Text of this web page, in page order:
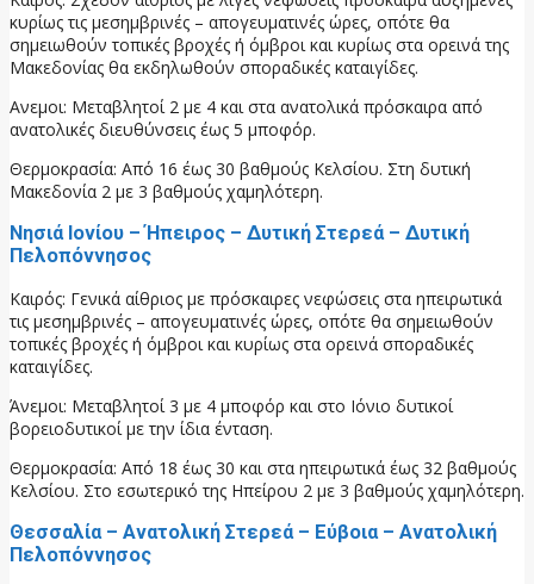
κυρίως τις μεσημβρινές – απογευματινές ώρες, οπότε θα
σημειωθούν τοπικές βροχές ή όμβροι και κυρίως στα ορεινά της
Μακεδονίας θα εκδηλωθούν σποραδικές καταιγίδες.
Ανεμοι: Μεταβλητοί 2 με 4 και στα ανατολικά πρόσκαιρα από
ανατολικές διευθύνσεις έως 5 μποφόρ.
Θερμοκρασία: Από 16 έως 30 βαθμούς Κελσίου. Στη δυτική
Μακεδονία 2 με 3 βαθμούς χαμηλότερη.
Νησιά Ιονίου – Ήπειρος – Δυτική Στερεά – Δυτική
Πελοπόννησος
Καιρός: Γενικά αίθριος με πρόσκαιρες νεφώσεις στα ηπειρωτικά
τις μεσημβρινές – απογευματινές ώρες, οπότε θα σημειωθούν
τοπικές βροχές ή όμβροι και κυρίως στα ορεινά σποραδικές
καταιγίδες.
Άνεμοι: Μεταβλητοί 3 με 4 μποφόρ και στο Ιόνιο δυτικοί
βορειοδυτικοί με την ίδια ένταση.
Θερμοκρασία: Από 18 έως 30 και στα ηπειρωτικά έως 32 βαθμούς
Κελσίου. Στο εσωτερικό της Ηπείρου 2 με 3 βαθμούς χαμηλότερη.
Θεσσαλία – Ανατολική Στερεά – Εύβοια – Ανατολική
Πελοπόννησος